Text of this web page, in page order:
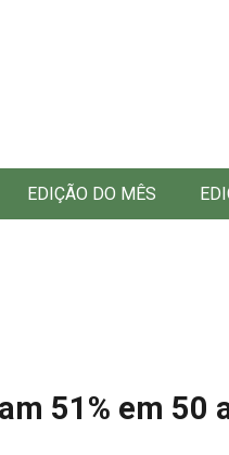
EDIÇÃO DO MÊS
51% em 50